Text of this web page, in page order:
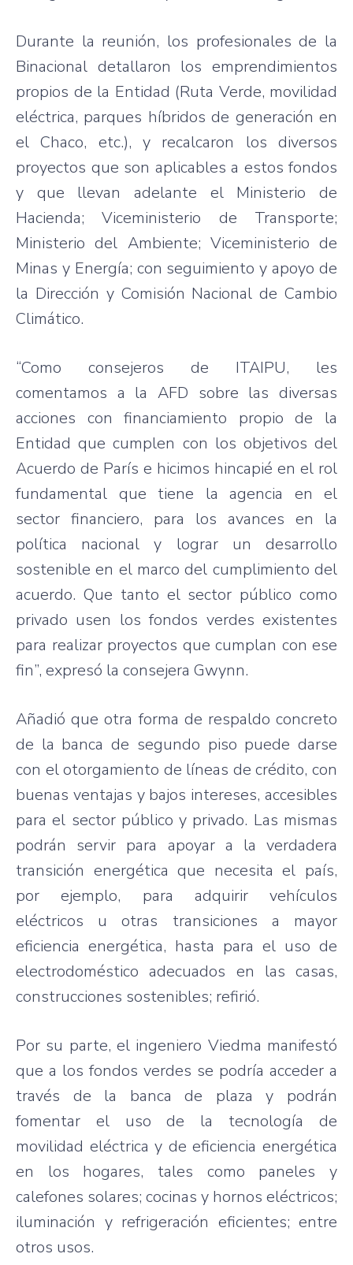
Durante la reunión, los profesionales de la
Binacional detallaron los emprendimientos
propios de la Entidad (Ruta Verde, movilidad
eléctrica, parques híbridos de generación en
el Chaco, etc.), y recalcaron los diversos
proyectos que son aplicables a estos fondos
y que llevan adelante el Ministerio de
Hacienda; Viceministerio de Transporte;
Ministerio del Ambiente; Viceministerio de
Minas y Energía; con seguimiento y apoyo de
la Dirección y Comisión Nacional de Cambio
Climático.
“Como consejeros de ITAIPU, les
comentamos a la AFD sobre las diversas
acciones con financiamiento propio de la
Entidad que cumplen con los objetivos del
Acuerdo de París e hicimos hincapié en el rol
fundamental que tiene la agencia en el
sector financiero, para los avances en la
política nacional y lograr un desarrollo
sostenible en el marco del cumplimiento del
acuerdo. Que tanto el sector público como
privado usen los fondos verdes existentes
para realizar proyectos que cumplan con ese
fin”, expresó la consejera Gwynn.
Añadió que otra forma de respaldo concreto
de la banca de segundo piso puede darse
con el otorgamiento de líneas de crédito, con
buenas ventajas y bajos intereses, accesibles
para el sector público y privado. Las mismas
podrán servir para apoyar a la verdadera
transición energética que necesita el país,
por ejemplo, para adquirir vehículos
eléctricos u otras transiciones a mayor
eficiencia energética, hasta para el uso de
electrodoméstico adecuados en las casas,
construcciones sostenibles; refirió.
Por su parte, el ingeniero Viedma manifestó
que a los fondos verdes se podría acceder a
través de la banca de plaza y podrán
fomentar el uso de la tecnología de
movilidad eléctrica y de eficiencia energética
en los hogares, tales como paneles y
calefones solares; cocinas y hornos eléctricos;
iluminación y refrigeración eficientes; entre
otros usos.